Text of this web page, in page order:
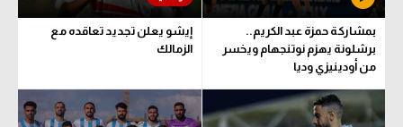
بمشاركة حمزة عبد الكريم..
برشلونة يهزم نوتنجهام ويخسر
من أودينيزي وديا
إيشو يعلن تجديد تعاقده مع
الزمالك